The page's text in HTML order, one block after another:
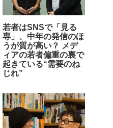
若者はSNSで「見る
専」、中年の発信のほ
うが質が高い？ メデ
ィアの若者偏重の裏で
起きている“需要のね
じれ”